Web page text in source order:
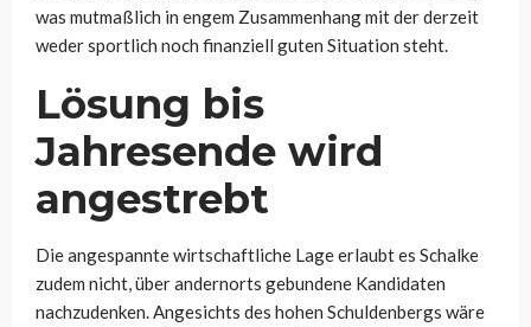
was mutmaßlich in engem Zusammenhang mit der derzeit
weder sportlich noch finanziell guten Situation steht.
Lösung bis
Jahresende wird
angestrebt
Die angespannte wirtschaftliche Lage erlaubt es Schalke
zudem nicht, über andernorts gebundene Kandidaten
nachzudenken. Angesichts des hohen Schuldenbergs wäre